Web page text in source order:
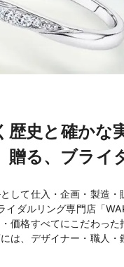
歴史と確かな
贈る、ブライ
して仕入・企画・製造
ダルリング専門店「
価格すべてにこだわった
は、デザイナー・職人